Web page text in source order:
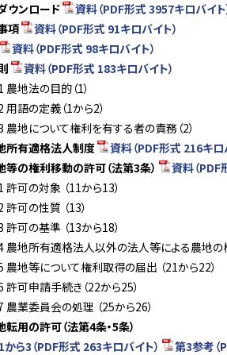
ウンロード
資料（PDF形式 3957キロバイト
項
資料（PDF形式 91キロバイト）
資料（PDF形式 98キロバイト）
資料（PDF形式 183キロバイト）
農地法の目的（1）
用語の定義（1から2）
農地について権利を有する者の責務（2）
所有適格法人制度 資料（PDF形式 216キロ
等の権利移動の許可（法第3条）
資料（PDF
許可の対象 （11から13）
許可の性質 （13）
許可の基準 （13から18）
農地所有適格法人以外の法人等による農地の
農地等について権利取得の届出 （21から22）
許可申請手続き（22から25）
農業委員会の処理 （25から26）
転用の許可（法第4条・5条）
から3（PDF形式 263キロバイト）
第3参考（